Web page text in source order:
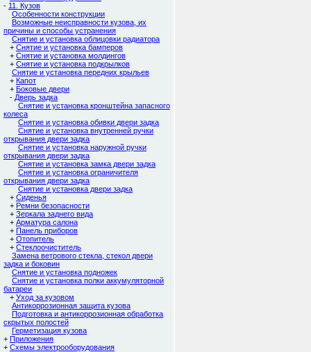
- 11. Кузов
Особенности конструкции
Возможные неисправности кузова, их
причины и способы устранения
Снятие и установка облицовки радиатора
+ Снятие и установка бамперов
+ Снятие и установка молдингов
+ Снятие и установка подкрылков
Снятие и установка передних крыльев
+ Капот
+ Боковые двери
- Дверь задка
Снятие и установка кронштейна запасного
колеса
Снятие и установка обивки двери задка
Снятие и установка внутренней ручки
открывания двери задка
Снятие и установка наружной ручки
открывания двери задка
Снятие и установка замка двери задка
Снятие и установка ограничителя
открывания двери задка
Снятие и установка двери задка
+ Сиденья
+ Ремни безопасности
+ Зеркала заднего вида
+ Арматура салона
+ Панель приборов
+ Отопитель
+ Стеклоочиститель
Замена ветрового стекла, стекол двери
задка и боковин
Снятие и установка подножек
Снятие и установка полки аккумуляторной
батареи
+ Уход за кузовом
Антикоррозионная защита кузова
Подготовка и антикоррозионная обработка
скрытых полостей
Герметизация кузова
+ Приложения
+ Схемы электрооборудования